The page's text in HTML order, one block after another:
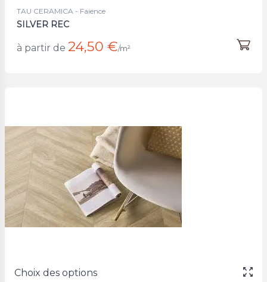
TAU CERAMICA - Faience
SILVER REC
à partir de 24,50 €/m²
Choix des options